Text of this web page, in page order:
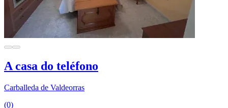
A casa do teléfono
Carballeda de Valdeorras
(0)